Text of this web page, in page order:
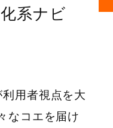
系ナビ
用者視点を大
なコエを届け